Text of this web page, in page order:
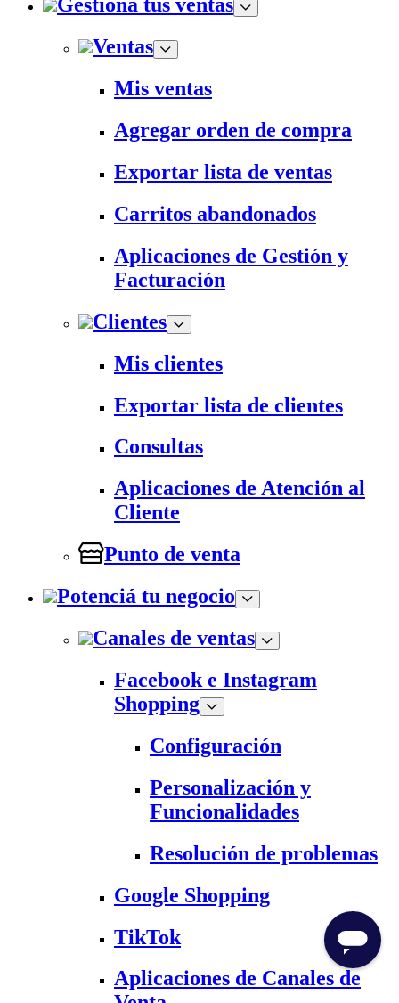
Gestioná tus ventas
Ventas
Mis ventas
Agregar orden de compra
Exportar lista de ventas
Carritos abandonados
Aplicaciones de Gestión y
Facturación
Clientes
Mis clientes
Exportar lista de clientes
Consultas
Aplicaciones de Atención al
Cliente
Punto de venta
Potenciá tu negocio
Canales de ventas
Facebook e Instagram
Shopping
Configuración
Personalización y
Funcionalidades
Resolución de problemas
Google Shopping
TikTok
Aplicaciones de Canales de